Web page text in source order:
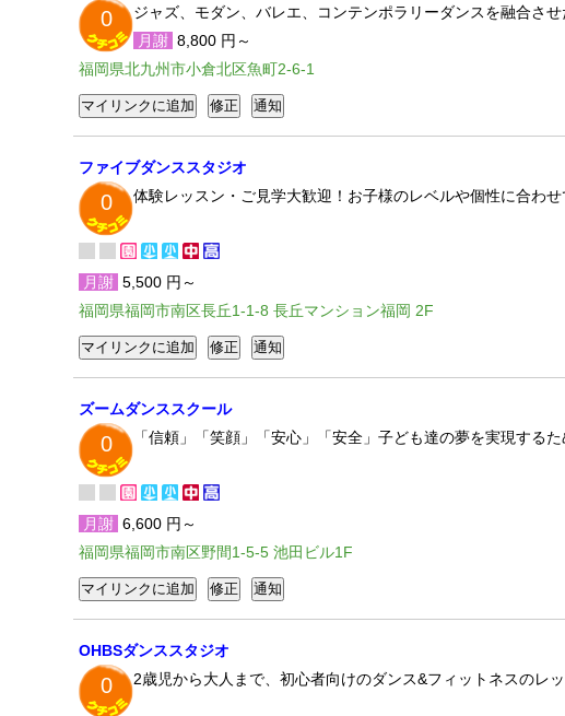
0
ジャズ、モダン、バレエ、コンテンポラリーダンスを融合さ
月謝 8,800 円～
福岡県北九州市小倉北区魚町2-6-1
ファイブダンススタジオ
0 体験レッスン・ご見学大歓迎！お子様のレベルや個性に合わ
月謝 5,500 円～
福岡県福岡市南区長丘1-1-8 長丘マンション福岡 2F
ズームダンススクール
0 「信頼」「笑顔」「安心」「安全」子ども達の夢を実現する
月謝 6,600 円～
福岡県福岡市南区野間1-5-5 池田ビル1F
OHBSダンススタジオ
0 2歳児から大人まで、初心者向けのダンス&フィットネスのレ